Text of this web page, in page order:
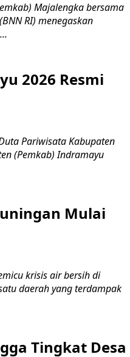
Majalengka bersama
RI) menegaskan
2026 Resmi
Pariwisata Kabupaten
(Pemkab) Indramayu
Mulai
krisis air bersih di
daerah yang terdampak
Tingkat Desa